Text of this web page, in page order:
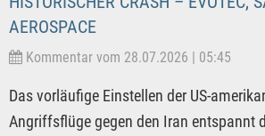
AEROSPACE
Kommentar vom 28.07.2026 | 05:45
Das vorläufige Einstellen der US-
Angriffsflüge gegen den Iran entspannt